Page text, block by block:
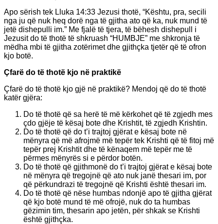
Apo sërish tek Lluka 14:33 Jezusi thotë, “Kështu, pra, secili
nga ju që nuk heq dorë nga të gjitha ato që ka, nuk mund të
jetë dishepulli im.” Me fjalë të tjera, të bëhesh dishepull i
Jezusit do të thotë të shkruash “HUMBJE” me shkronja të
mëdha mbi të gjitha zotërimet dhe gjithçka tjetër që të ofron
kjo botë.
Çfarë do të thotë kjo në praktikë
Çfarë do të thotë kjo gjë në praktikë? Mendoj që do të thotë
katër gjëra:
Do të thotë që sa herë të më kërkohet që të zgjedh mes
çdo gjëje të kësaj bote dhe Krishtit, të zgjedh Krishtin.
Do të thotë që do t’i trajtoj gjërat e kësaj bote në
mënyra që më afrojmë më tepër tek Krishti që të fitoj më
tepër prej Krishtit dhe të kënaqem më tepër me të
përmes mënyrës si e përdor botën.
Do të thotë që gjithmonë do t’i trajtoj gjërat e kësaj bote
në mënyra që tregojnë që ato nuk janë thesari im, por
që përkundrazi të tregojnë që Krishti është thesari im.
Do të thotë që nëse humbas ndonjë apo të gjitha gjërat
që kjo botë mund të më ofrojë, nuk do ta humbas
gëzimin tim, thesarin apo jetën, për shkak se Krishti
është gjithçka.